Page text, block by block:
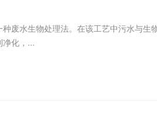
废水生物处理法。在该工艺中污水与生
净化，...